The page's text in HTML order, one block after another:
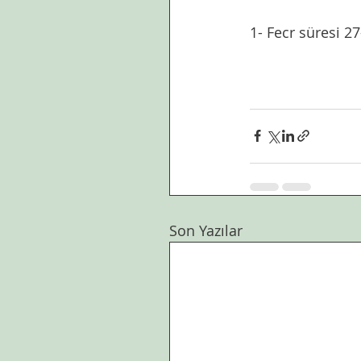
1- Fecr süresi
Son Yazılar